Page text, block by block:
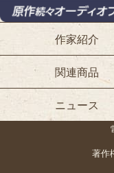
作家紹介
関連商品
ニュース
著作